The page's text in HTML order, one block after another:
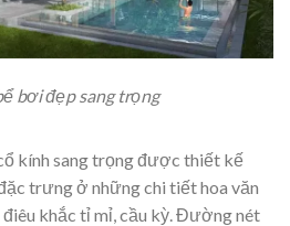
bơi đẹp sang trọng
kính sang trọng được thiết kế
trưng ở những chi tiết hoa văn
khắc tỉ mỉ, cầu kỳ. Đường nét